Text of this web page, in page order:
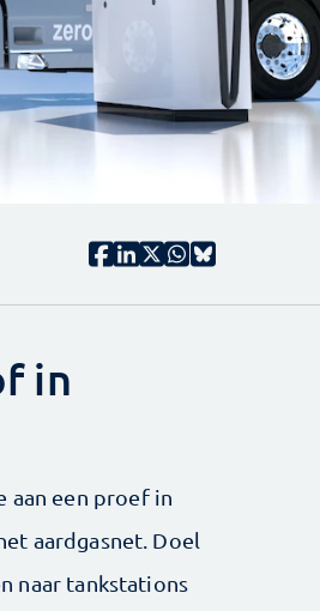
in
aan een proef in
aardgasnet. Doel
naar tankstations